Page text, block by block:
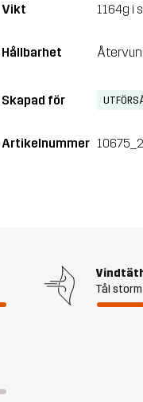
Vikt 1164g i
Hållbarhet
Skapad för
Artikelnummer
Tål storm